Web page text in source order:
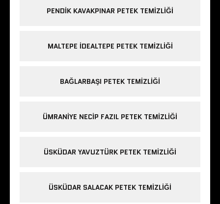
PENDIK KAVAKPINAR PETEK TEMIZLIĞI
MALTEPE IDEALTEPE PETEK TEMIZLIĞI
BAĞLARBAŞI PETEK TEMIZLIĞI
ÜMRANIYE NECIP FAZIL PETEK TEMIZLIĞI
ÜSKÜDAR YAVUZTÜRK PETEK TEMIZLIĞI
ÜSKÜDAR SALACAK PETEK TEMIZLIĞI